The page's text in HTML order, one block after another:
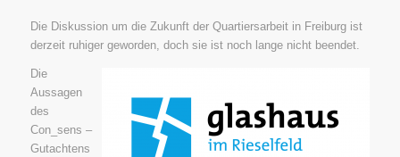
Die Diskussion um die Zukunft der Quartiersarbeit in Freiburg ist
derzeit ruhiger geworden, doch sie ist noch lange nicht beendet.
Die
Aussagen
des
Con_sens –
Gutachtens